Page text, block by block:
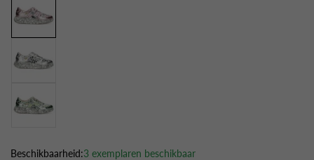
Beschikbaarheid:3 exemplaren beschikbaar